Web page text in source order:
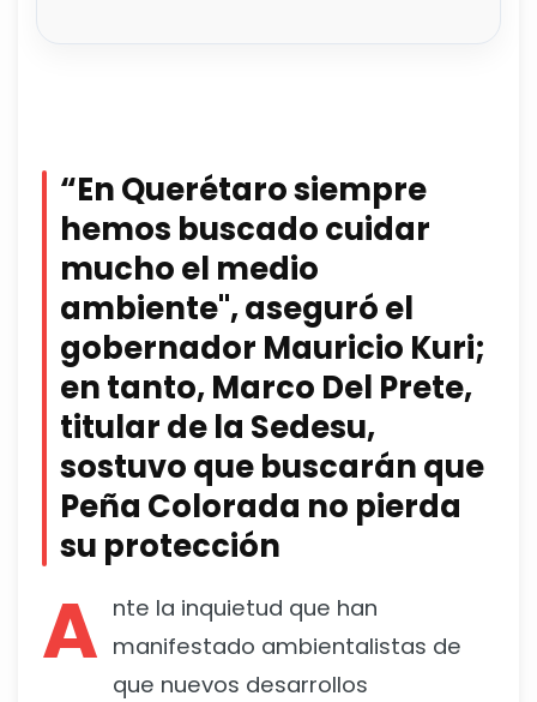
“En Querétaro siempre
hemos buscado cuidar
mucho el medio
ambiente", aseguró el
gobernador Mauricio Kuri;
en tanto, Marco Del Prete,
titular de la Sedesu,
sostuvo que buscarán que
Peña Colorada no pierda
su protección
A nte la inquietud que han
manifestado ambientalistas de
que nuevos desarrollos